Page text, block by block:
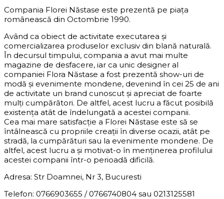
Compania Florei Năstase este prezentă pe piața
românească din Octombrie 1990.
Având ca obiect de activitate executarea și
comercializarea produselor exclusiv din blană naturală.
În decursul timpului, compania a avut mai multe
magazine de desfacere, iar ca unic designer al
companiei Flora Năstase a fost prezentă show-uri de
modă și evenimente mondene, devenind în cei 25 de ani
de activitate un brand cunoscut și apreciat de foarte
mulți cumpărători. De altfel, acest lucru a făcut posibilă
existența atât de îndelungată a acestei companii.
Cea mai mare satisfacție a Florei Năstase este să se
întâlnească cu propriile creații în diverse ocazii, atât pe
stradă, la cumpărături sau la evenimente mondene. De
altfel, acest lucru a și motivat-o în menținerea profilului
acestei companii într-o perioadă dificilă.
Adresa: Str Doamnei, Nr 3, Bucuresti
Telefon: 0766903655 / 0766740804 sau 0213125581